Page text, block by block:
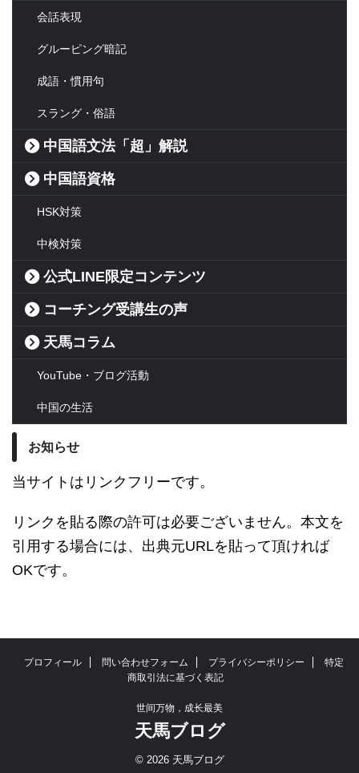
会話表現
グルーピング暗記
成語・慣用句
スラング・俗語
中国語文法「超」解説
中国語資格
HSK対策
中検対策
公式LINE限定コンテンツ
コーチング受講生の声
天馬コラム
YouTube・ブログ活動
中国の生活
お知らせ
当サイトはリンクフリーです。
リンクを貼る際の許可は必要ございません。本文を
引用する場合には、出典元URLを貼って頂ければ
OKです。
プロフィール 問い合わせフォーム プライバシーポリシー
特定
商取引法に基づく表記
世间万物，成长最美
天馬ブログ
© 2026 天馬ブログ